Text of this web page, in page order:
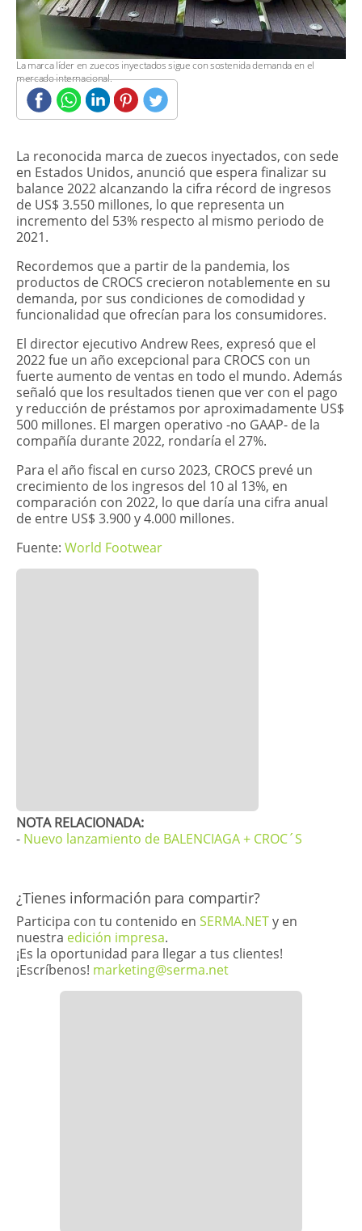
​La marca líder en zuecos inyectados sigue con sostenida demanda en el
mercado internacional.
​La reconocida marca de zuecos inyectados, con sede
en Estados Unidos, anunció que espera finalizar su
balance 2022 alcanzando la cifra récord de ingresos
de US$ 3.550 millones, lo que representa un
incremento del 53% respecto al mismo periodo de
2021.
Recordemos que a partir de la pandemia, los
productos de CROCS crecieron notablemente en su
demanda, por sus condiciones de comodidad y
funcionalidad que ofrecían para los consumidores.
El director ejecutivo Andrew Rees, expresó que el
2022 fue un año excepcional para CROCS con un
fuerte aumento de ventas en todo el mundo. Además
señaló que los resultados tienen que ver con el pago
y reducción de préstamos por aproximadamente US$
500 millones. El margen operativo -no GAAP- de la
compañía durante 2022, rondaría el 27%.
Para el año fiscal en curso 2023, CROCS prevé un
crecimiento de los ingresos del 10 al 13%, en
comparación con 2022, lo que daría una cifra anual
de entre US$ 3.900 y 4.000 millones.
Fuente: World Footwear
​​NOTA RELACIONADA:
- Nuevo lanzamiento de BALENCIAGA + CROC´S
¿Tienes información para compartir?
Participa con tu contenido en SERMA.NETy en
nuestra edición impresa.
¡Es la oportunidad para llegar a tus clientes!
¡Escríbenos! marketing@serma.net